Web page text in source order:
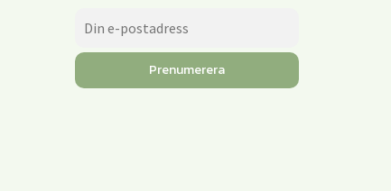
Prenumerera